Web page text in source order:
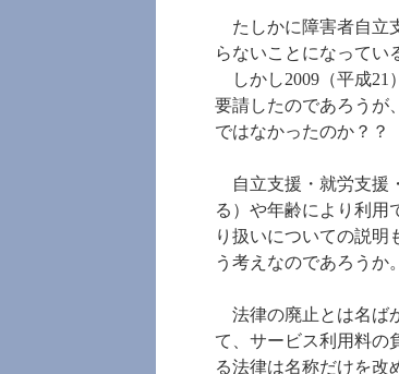
たしかに障害者自立
らないことになってい
しかし2009（平成21
要請したのであろうが
ではなかったのか？？
自立支援・就労支援
る）や年齢により利用
り扱いについての説明
う考えなのであろうか。
法律の廃止とは名ば
て、サービス利用料の
る法律は名称だけを改